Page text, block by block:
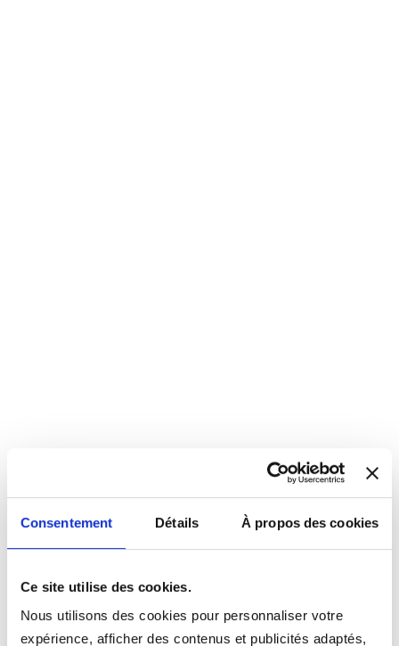
Consentement Détails À propos des cookies
Ce site utilise des cookies.
Nous utilisons des cookies pour personnaliser votre
expérience, afficher des contenus et publicités adaptés,